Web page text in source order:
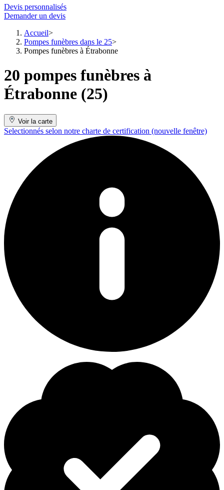
Devis personnalisés
Demander un devis
Accueil
Pompes funèbres dans le 25
Pompes funèbres à Étrabonne
20 pompes funèbres à
Étrabonne (25)
Voir la carte
Selectionnés selon notre charte de certification (nouvelle fenêtre)